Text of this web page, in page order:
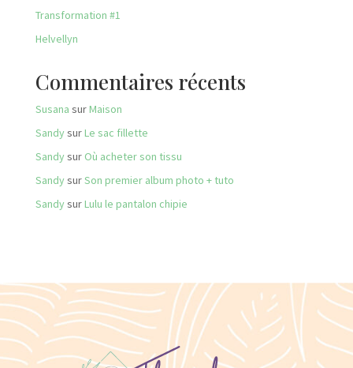
Transformation #1
Helvellyn
Commentaires récents
Susana surMaison
SandysurLe sac fillette
Sandysur Où acheter son tissu
SandysurSon premier album photo + tuto
SandysurLulu le pantalon chipie